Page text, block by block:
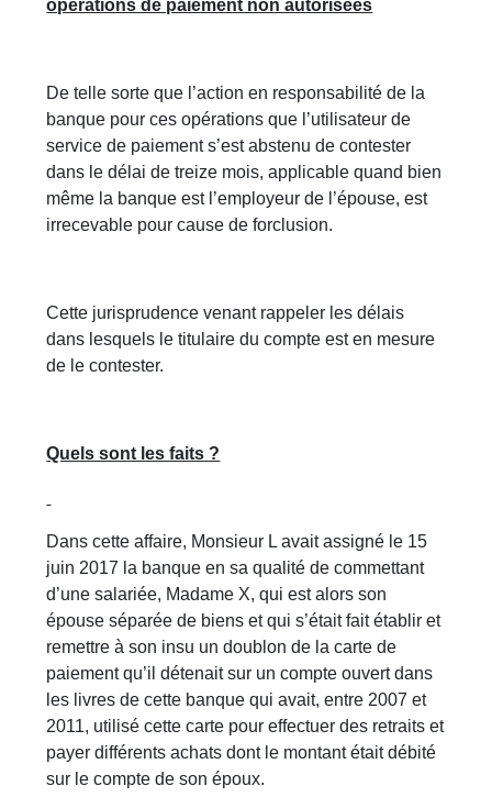
opérations de paiement non autorisées
De telle sorte que l’action en responsabilité de la
banque pour ces opérations que l’utilisateur de
service de paiement s’est abstenu de contester
dans le délai de treize mois, applicable quand bien
même la banque est l’employeur de l’épouse, est
irrecevable pour cause de forclusion.
Cette jurisprudence venant rappeler les délais
dans lesquels le titulaire du compte est en mesure
de le contester.
Quels sont les faits ?
Dans cette affaire, Monsieur L avait assigné le 15
juin 2017 la banque en sa qualité de commettant
d’une salariée, Madame X, qui est alors son
épouse séparée de biens et qui s’était fait établir et
remettre à son insu un doublon de la carte de
paiement qu’il détenait sur un compte ouvert dans
les livres de cette banque qui avait, entre 2007 et
2011, utilisé cette carte pour effectuer des retraits et
payer différents achats dont le montant était débité
sur le compte de son époux.